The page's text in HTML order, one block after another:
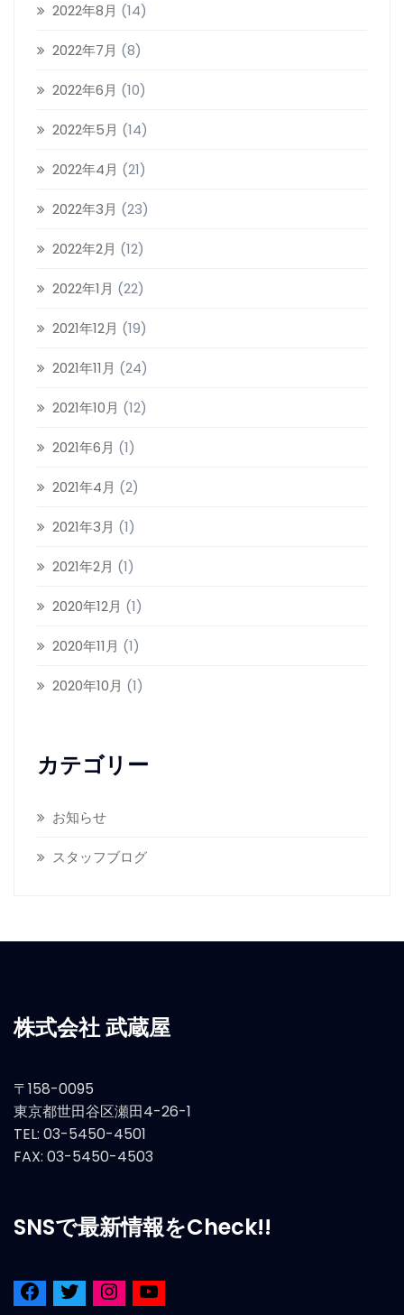
2022年8月 (14)
2022年7月 (8)
2022年6月 (10)
2022年5月 (14)
2022年4月 (21)
2022年3月 (23)
2022年2月 (12)
2022年1月 (22)
2021年12月 (19)
2021年11月 (24)
2021年10月 (12)
2021年6月 (1)
2021年4月 (2)
2021年3月 (1)
2021年2月 (1)
2020年12月 (1)
2020年11月 (1)
2020年10月 (1)
カテゴリー
お知らせ
スタッフブログ
株式会社 武蔵屋
〒158-0095
東京都世田谷区瀬田4-26-1
TEL: 03-5450-4501
FAX: 03-5450-4503
SNSで最新情報をCheck!!